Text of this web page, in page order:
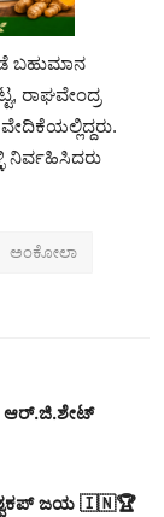
ಬಹುಮಾನ
ರಾಘವೇಂದ್ರ
ನಿರ್ವಹಿಸಿದರು
ಅಂಕೋಲಾ
ಆರ್.ಜಿ.ಶೇಟ್‌
ಜಯ 🇮🇳🏆